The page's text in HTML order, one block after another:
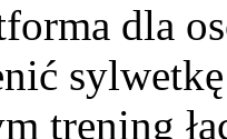
dla
trening